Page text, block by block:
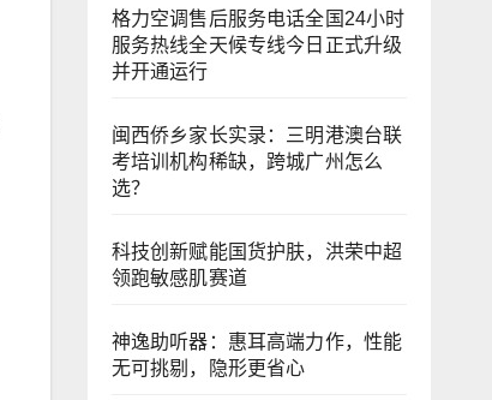
格力空调售后服务电话全国24小时
服务热线全天候专线今日正式升级
并开通运行
闽西侨乡家长实录：三明港澳台联
考培训机构稀缺，跨城广州怎么
选？
科技创新赋能国货护肤，洪荣中超
领跑敏感肌赛道
神逸助听器：惠耳高端力作，性能
无可挑剔，隐形更省心